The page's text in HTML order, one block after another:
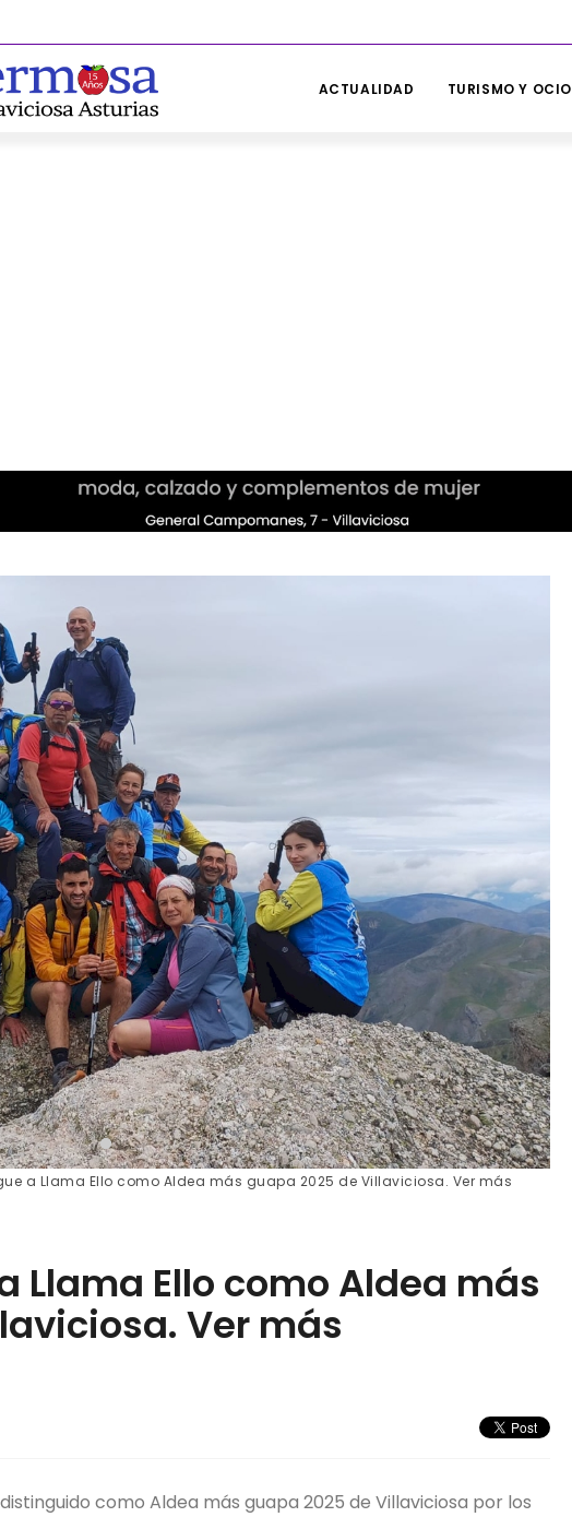
ACTUALIDAD TURISMO Y OCIO
a Llama Ello como Aldea más guapa 2025 de Villaviciosa. Ver más
Llama Ello como Aldea más
Ver más
como Aldea más guapa 2025 de Villaviciosa por los